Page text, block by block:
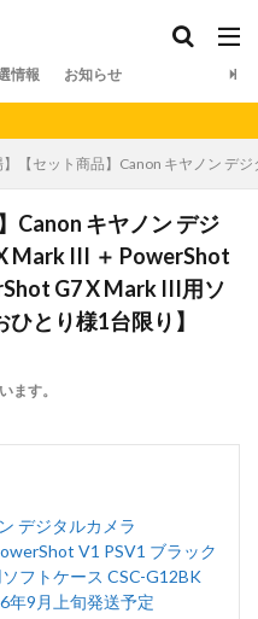
情報 お知らせ
】【セット商品】Canon キヤノン デ
Canon キヤノン デジ
Mark III ＋ PowerShot
G7 X Mark III用ソ
ひとり様1台限り】
ます。
デジタルカメラ
V1 PSV1 ブラック
フトケース CSC-G12BK
年9月上旬発送予定